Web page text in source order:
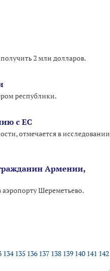
2 млн долларов.
республики.
с ЕС
отмечается в исследовании
Армении,
Шереметьево.
134 135 136 137 138 139 140 141 142